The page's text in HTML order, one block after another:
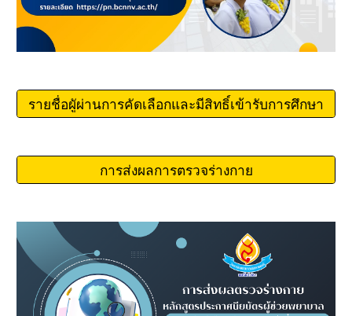
รายชื่อผูัผ่านการคัดเลือกและมีสิทธิ์เข้ารับการศึกษา
การส่งผลการตรวจร่างกาย